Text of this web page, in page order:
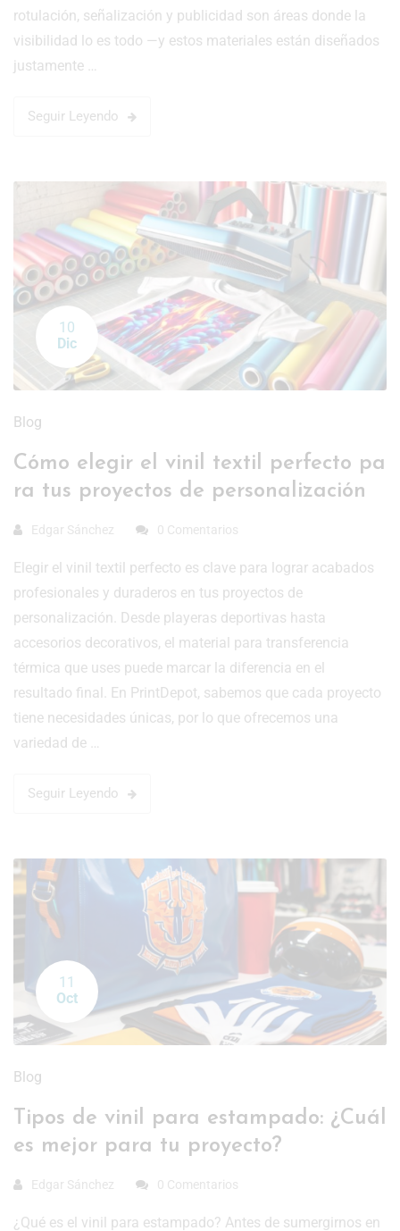
rotulación, señalización y publicidad son áreas donde la
visibilidad lo es todo —y estos materiales están diseñados
justamente …
Seguir Leyendo
10
Dic
Blog
Cómo elegir el vinil textil perfecto pa
ra tus proyectos de personalización
Edgar Sánchez 0 Comentarios
Elegir el vinil textil perfecto es clave para lograr acabados
profesionales y duraderos en tus proyectos de
personalización. Desde playeras deportivas hasta
accesorios decorativos, el material para transferencia
térmica que uses puede marcar la diferencia en el
resultado final. En PrintDepot, sabemos que cada proyecto
tiene necesidades únicas, por lo que ofrecemos una
variedad de …
Seguir Leyendo
11
Oct
Blog
Tipos de vinil para estampado: ¿Cuál
es mejor para tu proyecto?
Edgar Sánchez 0 Comentarios
¿Qué es el vinil para estampado? Antes de sumergirnos en